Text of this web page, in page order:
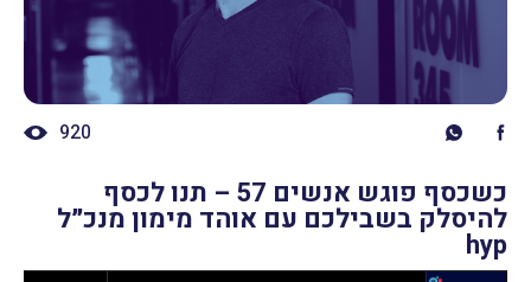
920
כשכסף פוגש אנשים 57 – תנו לכסף
להיסלק בשבילכם עם אוהד מימון מנכ״ל
hyp